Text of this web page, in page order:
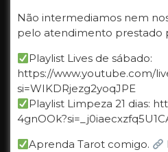
Não intermediamos nem
pelo atendimento prestado
Playlist Lives de sábado:
https://www.youtube.com/
si=WIKDRjezg2yoqJPE
Playlist Limpeza 21 dias:
Aprenda Tarot comigo.